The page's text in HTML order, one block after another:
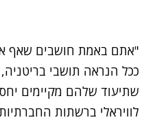
"אתם באמת חושבים שאף
ככל הנראה תושבי
שתיעוד שלהם מקיימים
לוויראלי ברשתות